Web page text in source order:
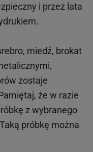
i przez lata
miedź, brokat
zostaje
że w razie
z wybranego
próbkę można